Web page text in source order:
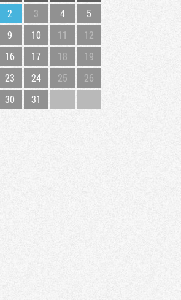
2 3 4
5
9 10 11
12
16 17 18
19
23 24 25
26
30 31